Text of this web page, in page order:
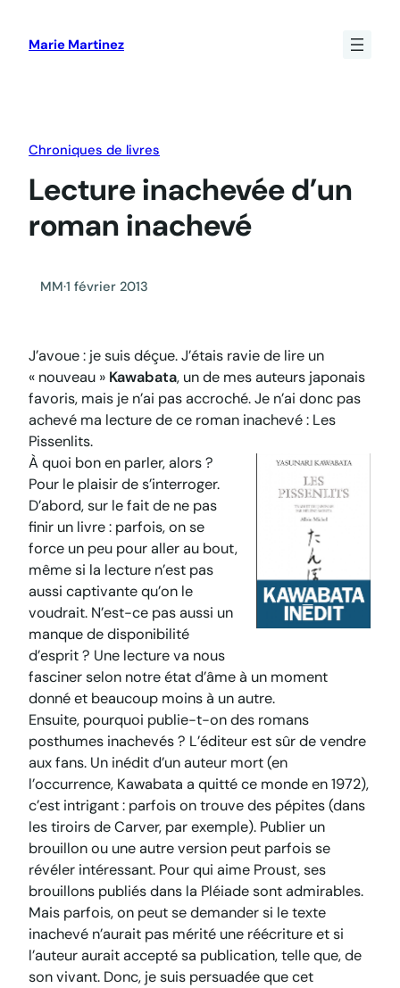
Marie Martinez
Chroniques de livres
Lecture inachevée d’un
roman inachevé
MM·1 février 2013
J’avoue : je suis déçue. J’étais ravie de lire un
« nouveau » Kawabata, un de mes auteurs japonais
favoris, mais je n’ai pas accroché. Je n’ai donc pas
achevé ma lecture de ce roman inachevé : Les
Pissenlits.
À quoi bon en parler, alors ?
Pour le plaisir de s’interroger.
D’abord, sur le fait de ne pas
finir un livre : parfois, on se
force un peu pour aller au bout,
même si la lecture n’est pas
aussi captivante qu’on le
voudrait. N’est-ce pas aussi un
manque de disponibilité
d’esprit ? Une lecture va nous
fasciner selon notre état d’âme à un moment
donné et beaucoup moins à un autre.
Ensuite, pourquoi publie-t-on des romans
posthumes inachevés ? L’éditeur est sûr de vendre
aux fans. Un inédit d’un auteur mort (en
l’occurrence, Kawabata a quitté ce monde en 1972),
c’est intrigant : parfois on trouve des pépites (dans
les tiroirs de Carver, par exemple). Publier un
brouillon ou une autre version peut parfois se
révéler intéressant. Pour qui aime Proust, ses
brouillons publiés dans la Pléiade sont admirables.
Mais parfois, on peut se demander si le texte
inachevé n’aurait pas mérité une réécriture et si
l’auteur aurait accepté sa publication, telle que, de
son vivant. Donc, je suis persuadée que cet